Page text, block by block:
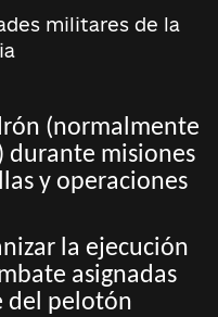
militares de la
(normalmente
durante misiones
y operaciones
la ejecución
asignadas
del pelotón